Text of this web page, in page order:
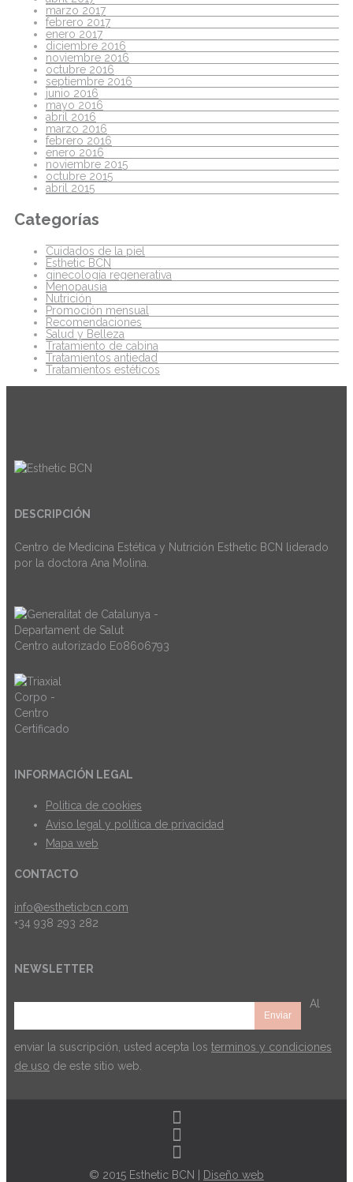
marzo 2017
febrero 2017
enero 2017
diciembre 2016
noviembre 2016
octubre 2016
septiembre 2016
junio 2016
mayo 2016
abril 2016
marzo 2016
febrero 2016
enero 2016
noviembre 2015
octubre 2015
abril 2015
Categorías
Cuidados de la piel
Esthetic BCN
ginecología regenerativa
Menopausia
Nutrición
Promoción mensual
Recomendaciones
Salud y Belleza
Tratamiento de cabina
Tratamientos antiedad
Tratamientos estéticos
DESCRIPCIÓN
Centro de Medicina Estética y Nutrición Esthetic BCN liderado
por la doctora Ana Molina.
Centro autorizado E08606793
INFORMACIÓN LEGAL
Politica de cookies
Aviso legal y política de privacidad
Mapa web
CONTACTO
info@estheticbcn.com
+34 938 293 282
NEWSLETTER
Al
enviar la suscripción, usted acepta los terminos y condiciones
de uso de este sitio web.
© 2015 Esthetic BCN | Diseño web